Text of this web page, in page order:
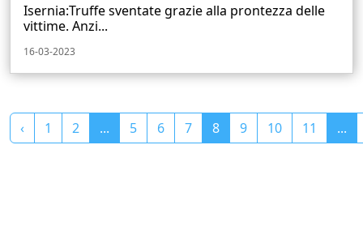
Isernia:Truffe sventate grazie alla prontezza delle
vittime. Anzi...
16-03-2023
‹ 1 2 ... 5 6 7 8 9 10 11 ...